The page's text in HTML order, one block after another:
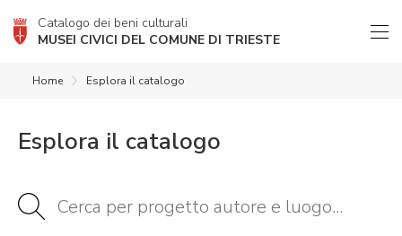
Catalogo dei beni culturali
MUSEI CIVICI DEL COMUNE DI TRIESTE
Home Esplora il catalogo
Esplora il catalogo